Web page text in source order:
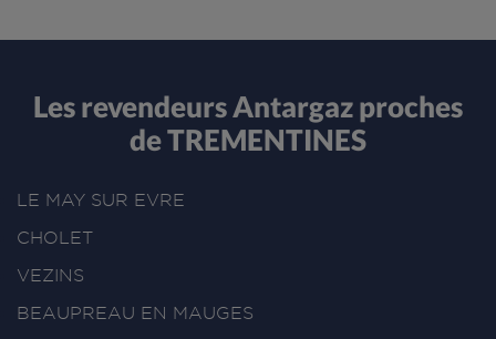
Les revendeurs Antargaz proches
de TREMENTINES
LE MAY SUR EVRE
CHOLET
VEZINS
BEAUPREAU EN MAUGES